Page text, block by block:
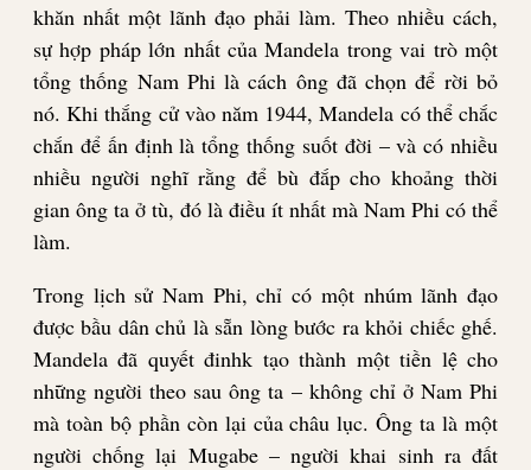
khăn nhất một lãnh đạo phải làm. Theo nhiều cách,
sự hợp pháp lớn nhất của Mandela trong vai trò một
tổng thống Nam Phi là cách ông đã chọn để rời bỏ
nó. Khi thắng cử vào năm 1944, Mandela có thể chắc
chắn để ấn định là tổng thống suốt đời – và có nhiều
nhiều người nghĩ rằng để bù đắp cho khoảng thời
gian ông ta ở tù, đó là điều ít nhất mà Nam Phi có thể
làm.
Trong lịch sử Nam Phi, chỉ có một nhúm lãnh đạo
được bầu dân chủ là sẵn lòng bước ra khỏi chiếc ghế.
Mandela đã quyết đinhk tạo thành một tiền lệ cho
những người theo sau ông ta – không chỉ ở Nam Phi
mà toàn bộ phần còn lại của châu lục. Ông ta là một
người chống lại Mugabe – người khai sinh ra đất